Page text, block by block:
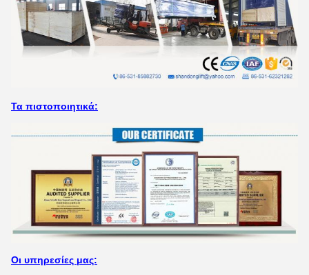
Τα πιστοποιητικά:
Οι υπηρεσίες μας: